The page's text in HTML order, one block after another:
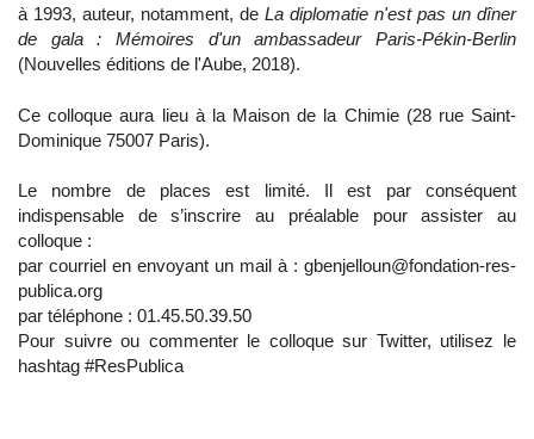
à 1993, auteur, notamment, de La diplomatie n'est pas un dîner
de gala : Mémoires d'un ambassadeur Paris-Pékin-Berlin
(Nouvelles éditions de l'Aube, 2018).
Ce colloque aura lieu à la Maison de la Chimie (28 rue Saint-
Dominique 75007 Paris).
Le nombre de places est limité. Il est par conséquent
indispensable de s’inscrire au préalable pour assister au
colloque :
par courriel en envoyant un mail à : gbenjelloun@fondation-res-
publica.org
par téléphone : 01.45.50.39.50
Pour suivre ou commenter le colloque sur Twitter, utilisez le
hashtag #ResPublica